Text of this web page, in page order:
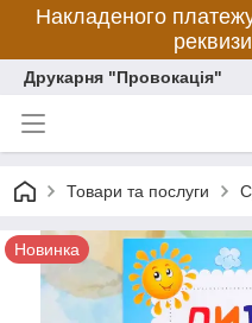
Накладеного
Друкарня "Провокація"
Товари та послуги
Новинка